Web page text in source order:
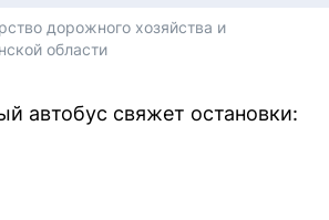
дорожного хозяйства и
области
автобус свяжет остановки: